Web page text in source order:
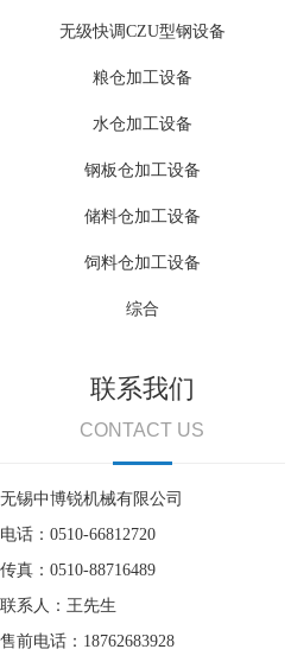
无级快调CZU型钢设备
粮仓加工设备
水仓加工设备
钢板仓加工设备
储料仓加工设备
饲料仓加工设备
综合
联系我们
CONTACT US
无锡中博锐机械有限公司
电话：0510-66812720
传真：0510-88716489
联系人：王先生
售前电话：18762683928